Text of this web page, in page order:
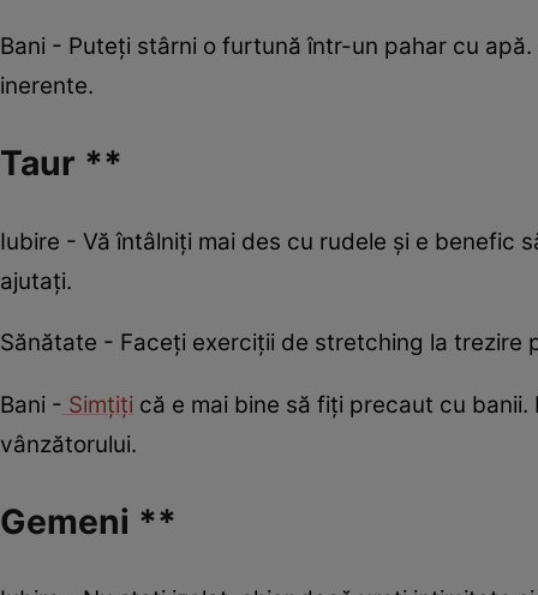
Bani - Puteţi stârni o furtună într-un pahar cu
inerente.
Taur **
Iubire - Vă întâlniți mai des cu rudele și e benefic
ajutați.
Sănătate - Faceți exerciții de stretching la trezire
Bani - Simțiți că e mai bine să fiți precaut cu
vânzătorului.
Gemeni **